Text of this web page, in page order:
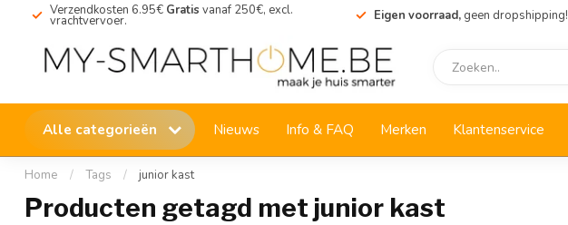
Verzendkosten 6.95€ Gratis vanaf 250€, excl.
vrachtvervoer. Eigen voorraad, geen dropshipping!
Alle categorieën Nieuws Info & FAQ Merken Klantenservice
Home / Tags / junior kast
Producten getagd met junior kast